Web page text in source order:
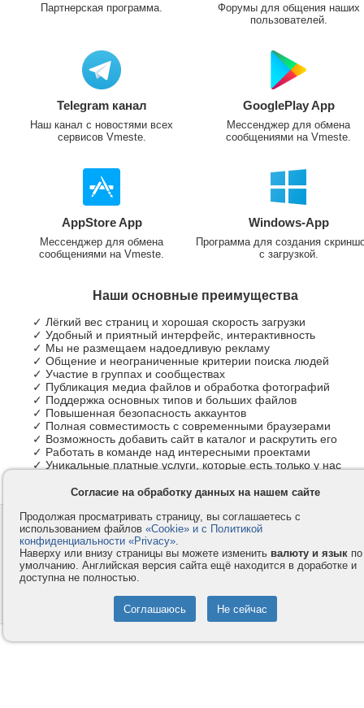
Партнерская программа.
Форумы для общения наших
пользователей.
Telegram канал
Наш канал с новостями всех
сервисов Vmeste.
GooglePlay App
Мессенджер для обмена
сообщениями на Vmeste.
AppStore App
Мессенджер для обмена
сообщениями на Vmeste.
Windows-App
Программа для создания
с загрузкой.
Наши основные преимущества
✓ Лёгкий вес страниц и хорошая скорость загрузки
✓ Удобный и приятный интерфейс, интерактивность
✓ Мы не размещаем надоедливую рекламу
✓ Общение и неограниченные критерии поиска людей
✓ Участие в группах и сообществах
✓ Публикация медиа файлов и обработка фотографий
✓ Поддержка основных типов и больших файлов
✓ Повышенная безопасность аккаунтов
✓ Полная совместимость с современными браузерами
✓ Возможность добавить сайт в каталог и раскрутить его
✓ Работать в команде над интересными проектами
✓ Уникальные платные услуги, которые есть только у нас
Контакты
Компания
Privacy и Cookie
Услуги
Как оплатить
Помощь
© 2008-2026
- Все права защищены.
Согласие на обработку данных на нашем сайте
Продолжая просматривать страницу, вы соглашаетесь с
использованием файлов «Cookie» и с Политикой
конфиденциальности «Privacy».
Наверху или внизу страницы вы можете изменить валюту и язык по
умолчанию. Английская версия сайта ещё находится в доработке и
доступна не полностью.